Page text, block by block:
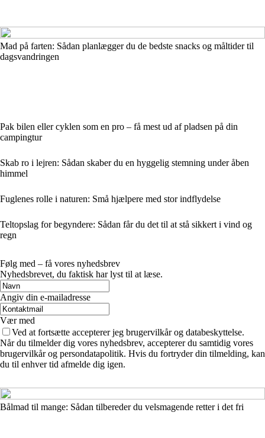
Mad på farten: Sådan planlægger du de bedste snacks og måltider til
dagsvandringen
Pak bilen eller cyklen som en pro – få mest ud af pladsen på din
campingtur
Skab ro i lejren: Sådan skaber du en hyggelig stemning under åben
himmel
Fuglenes rolle i naturen: Små hjælpere med stor indflydelse
Teltopslag for begyndere: Sådan får du det til at stå sikkert i vind og
regn
Følg med – få vores nyhedsbrev
Nyhedsbrevet, du faktisk har lyst til at læse.
Angiv din e-mailadresse
Vær med
Ved at fortsætte accepterer jeg brugervilkår og databeskyttelse.
Når du tilmelder dig vores nyhedsbrev, accepterer du samtidig vores
brugervilkår og persondatapolitik. Hvis du fortryder din tilmelding, kan
du til enhver tid afmelde dig igen.
Bålmad til mange: Sådan tilbereder du velsmagende retter i det fri